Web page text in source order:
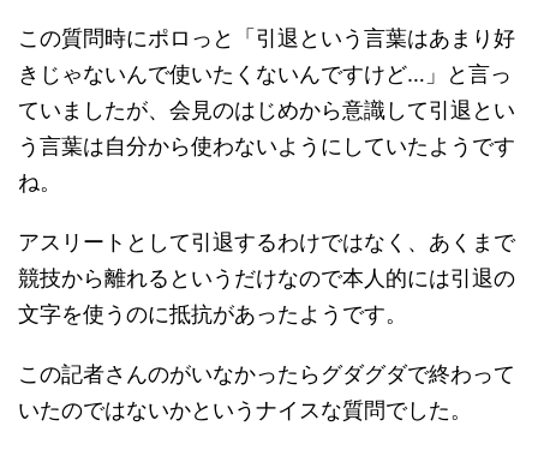
この質問時にポロっと「引退という言葉はあまり好
きじゃないんで使いたくないんですけど…」と言っ
ていましたが、会見のはじめから意識して引退とい
う言葉は自分から使わないようにしていたようです
ね。
アスリートとして引退するわけではなく、あくまで
競技から離れるというだけなので本人的には引退の
文字を使うのに抵抗があったようです。
この記者さんのがいなかったらグダグダで終わって
いたのではないかというナイスな質問でした。